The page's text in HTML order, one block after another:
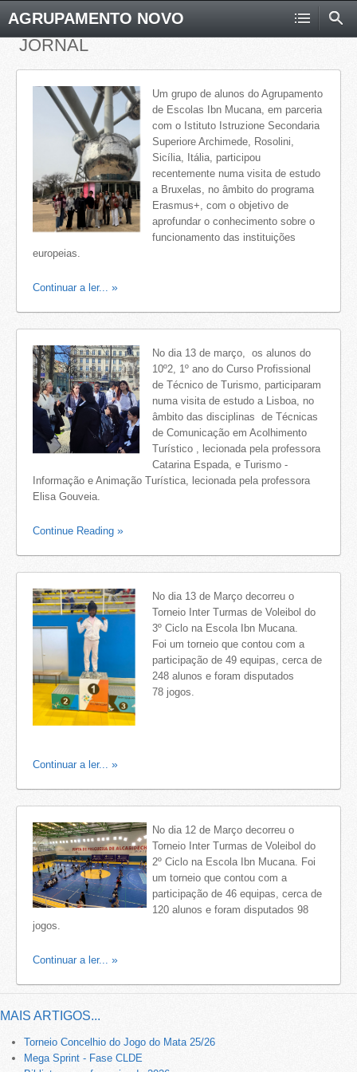
AGRUPAMENTO NOVO
JORNAL
Um grupo de alunos do Agrupamento
de Escolas Ibn Mucana, em parceria
com o Istituto Istruzione Secondaria
Superiore Archimede, Rosolini,
Sicília, Itália, participou
recentemente numa visita de estudo
a Bruxelas, no âmbito do programa
Erasmus+, com o objetivo de
aprofundar o conhecimento sobre o
funcionamento das instituições
europeias.
Continuar a ler...
No dia 13 de março, os alunos do
10º2, 1º ano do Curso Profissional
de Técnico de Turismo, participaram
numa visita de estudo a Lisboa, no
âmbito das disciplinas de Técnicas
de Comunicação em Acolhimento
Turístico , lecionada pela professora
Catarina Espada, e Turismo -
Informação e Animação Turística, lecionada pela professora
Elisa Gouveia.
Continue Reading
No dia 13 de Março decorreu o
Torneio Inter Turmas de Voleibol do
3º Ciclo na Escola Ibn Mucana.
Foi um torneio que contou com a
participação de 49 equipas, cerca de
248 alunos e foram disputados
78 jogos.
Continuar a ler...
No dia 12 de Março decorreu o
Torneio Inter Turmas de Voleibol do
2º Ciclo na Escola Ibn Mucana. Foi
um torneio que contou com a
participação de 46 equipas, cerca de
120 alunos e foram disputados 98
jogos.
Continuar a ler...
MAIS ARTIGOS...
Torneio Concelhio do Jogo do Mata 25/26
Mega Sprint - Fase CLDE